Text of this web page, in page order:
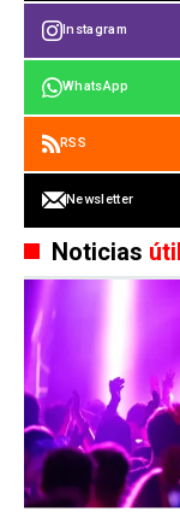
Instagram
WhatsApp
RSS
Newsletter
Noticias